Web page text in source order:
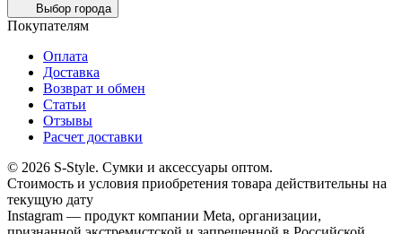
Выбор города
Покупателям
Оплата
Доставка
Возврат и обмен
Статьи
Отзывы
Расчет доставки
© 2026 S-Style. Сумки и аксессуары оптом.
Cтоимость и условия приобретения товара действительны на
текущую дату
Instagram — продукт компании Meta, организации,